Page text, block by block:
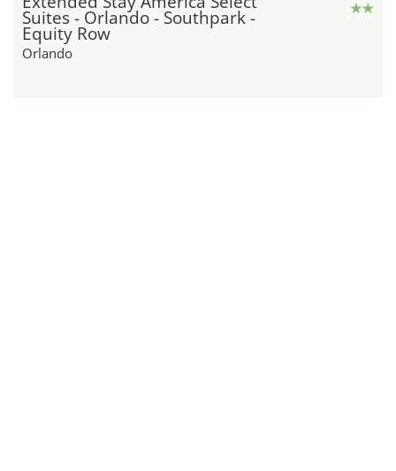
Suites - Orlando - Southpark -
Equity Row
Orlando